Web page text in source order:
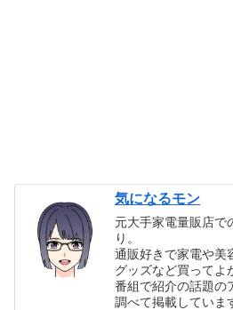
気になるモン
元大手家電量販店で
り。
通販好きで家電や美
グッズなど買ってよ
番組で紹介の話題の
調べて掲載していま